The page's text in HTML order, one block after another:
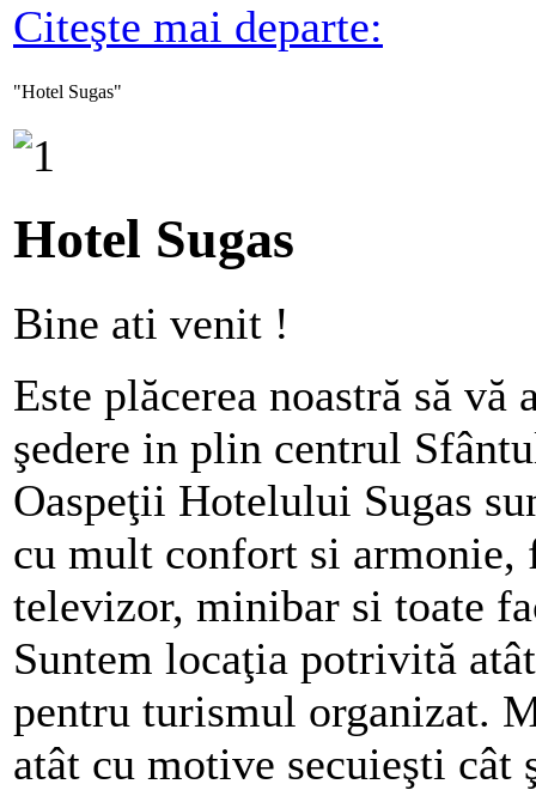
Citeşte mai departe:
"Hotel Sugas"
Hotel Sugas
Bine ati venit !
Este plăcerea noastră să
şedere in plin centrul
Oaspeţii Hotelului Sugas
cu mult confort si
televizor, minibar si toate
Suntem locaţia potrivită
pentru turismul organizat.
atât cu motive secuieşti cât